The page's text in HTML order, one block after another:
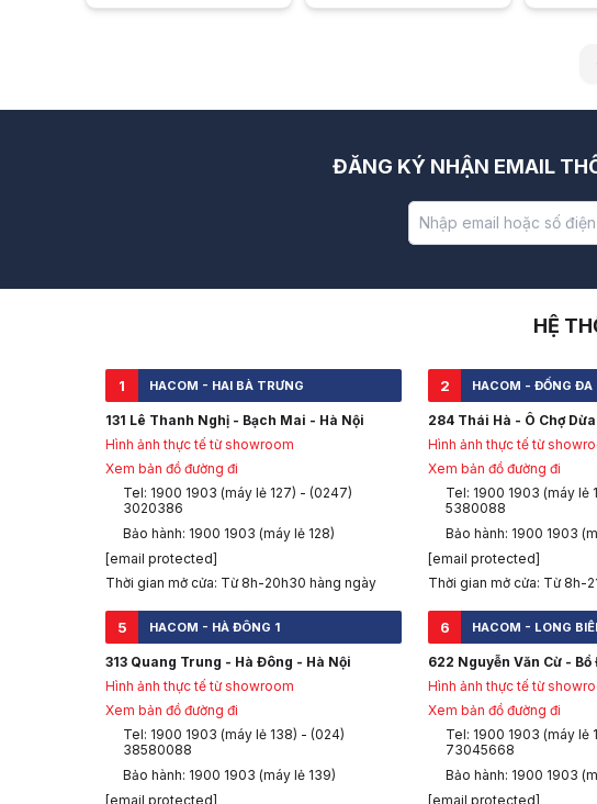
ĐĂNG KÝ NHẬN EMAIL
HỆ
1 HACOM - HAI BÀ TRƯNG
131 Lê Thanh Nghị - Bạch Mai - Hà Nội
Hình ảnh thực tế từ showroom
Xem bản đồ đường đi
Tel: 1900 1903 (máy lẻ 127) - (0247)
3020386
Bảo hành: 1900 1903 (máy lẻ 128)
[email protected]
Thời gian mở cửa: Từ 8h-20h30 hàng ngày
2 HACOM - ĐỐNG ĐA
284 Thái Hà - Ô Chợ
Hình ảnh thực tế từ
Xem bản đồ đường đi
Tel: 1900 1903 (máy lẻ
5380088
Bảo hành: 1900 1903
[email protected]
Thời gian mở cửa: Từ 8h-
5 HACOM - HÀ ĐÔNG 1
313 Quang Trung - Hà Đông - Hà Nội
Hình ảnh thực tế từ showroom
Xem bản đồ đường đi
Tel: 1900 1903 (máy lẻ 138) - (024)
38580088
Bảo hành: 1900 1903 (máy lẻ 139)
[email protected]
6 HACOM - LONG
622 Nguyễn Văn Cừ - Bồ
Hình ảnh thực tế từ
Xem bản đồ đường đi
Tel: 1900 1903 (máy lẻ
73045668
Bảo hành: 1900 1903
[email protected]